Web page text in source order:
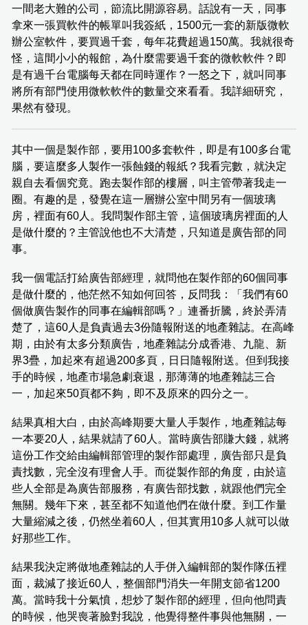
一間老大難的公司，節流比開源容易。話說有一天，同事
拿來一張買軟件的帳單叫我簽紙，1500元一套的新版微軟
辦公室軟件，要買過千套，每年花費超過150萬。我就很奇
怪，這間小小的報館，為什麼需要過千套的微軟軟件？即
是有過千台電腦每天都在同時運作？一怒之下，就叫同事
將所有部門使用微軟軟件的數量交來看看。我詳細研究，
果然有發現。
其中一個是製作部，要用100多套軟件，即是有100多台電
腦，要這麼多人製作一張蝕錢的報紙？我看完數，就決定
親自去看個究竟。跑去製作部的樓層，叫主管帶著我走一
圈。有趣的是，發覺在這一層辦公室中間另有一個玻璃
房，裡面有60人。我問製作部主管，這個玻璃房裡面的人
是做什麼的？主管說他也不大清楚，只知道是廣告部的同
事。
我一個電話打給廣告部經理，就問他在製作部的60個同事
是做什麼的，他茫然不知如何回答，反問我：「我們有60
個做廣告製作的同事在編輯部嗎？」連番折騰，終於弄清
楚了，這60人是負責過去3份隨報附送的地產雜誌。在高峰
期，由於有太多分類廣告，地產雜誌分成香港、九龍、新
界3疊，加起來有超過200多頁，日日隨報附送。但到我接
手的時候，地產市場急劇衰退，那薄薄的地產雜誌三合
一，加起來50頁都不夠，即不及原來的四分之一。
結果真相大白，由於高峰期要大量人手製作，地產雜誌每
一本要20人，結果就請了60人。當時廣告部賺大錢，就將
這份工作交給由編輯部管理的製作部處理，廣告部只是負
責找數，完全沒有理會人手。而從製作部的角度，由於這
些人全部是為廣告部服務，有廣告部找數，就跟他們完全
無關。幾年下來，甚至都不知道他們在做什麼。到工作量
大量縮減之後，仍然坐着60人，但其實用10多人就可以做
好那些工作。
結果我決定將做地產雜誌的人手併入編輯部的製作隊伍裡
面，裁減了接近60人，整個部門消失一年開支節省1200
萬。當時我十分氣憤，想炒了製作部的經理，但向他問責
的時候，他哭喪著臉對我說，他覺得整件事與他無關，一